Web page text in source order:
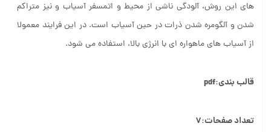
های این روش، آلودگی ناشی از محیط و اتمسفر آسیاب و نیز متراکم
شدن و آلگومره شدن ذرات در حین آسیاب است. در این فرایند معمولا
از آسیاب های ماهواره ای با انرژی بالا، استفاده می شود.
قالب بندی:pdf
تعداد صفحات:۷